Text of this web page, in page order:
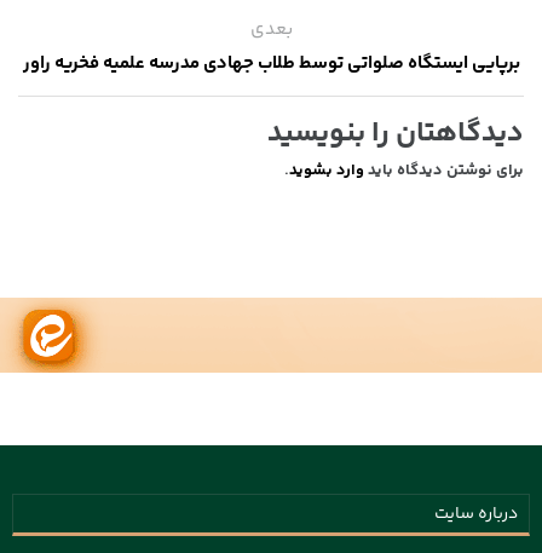
بعدی
برپایی ایستگاه صلواتی توسط طلاب جهادی مدرسه علمیه فخریه راور
دیدگاهتان را بنویسید
برای نوشتن دیدگاه باید وارد بشوید.
درباره سایت